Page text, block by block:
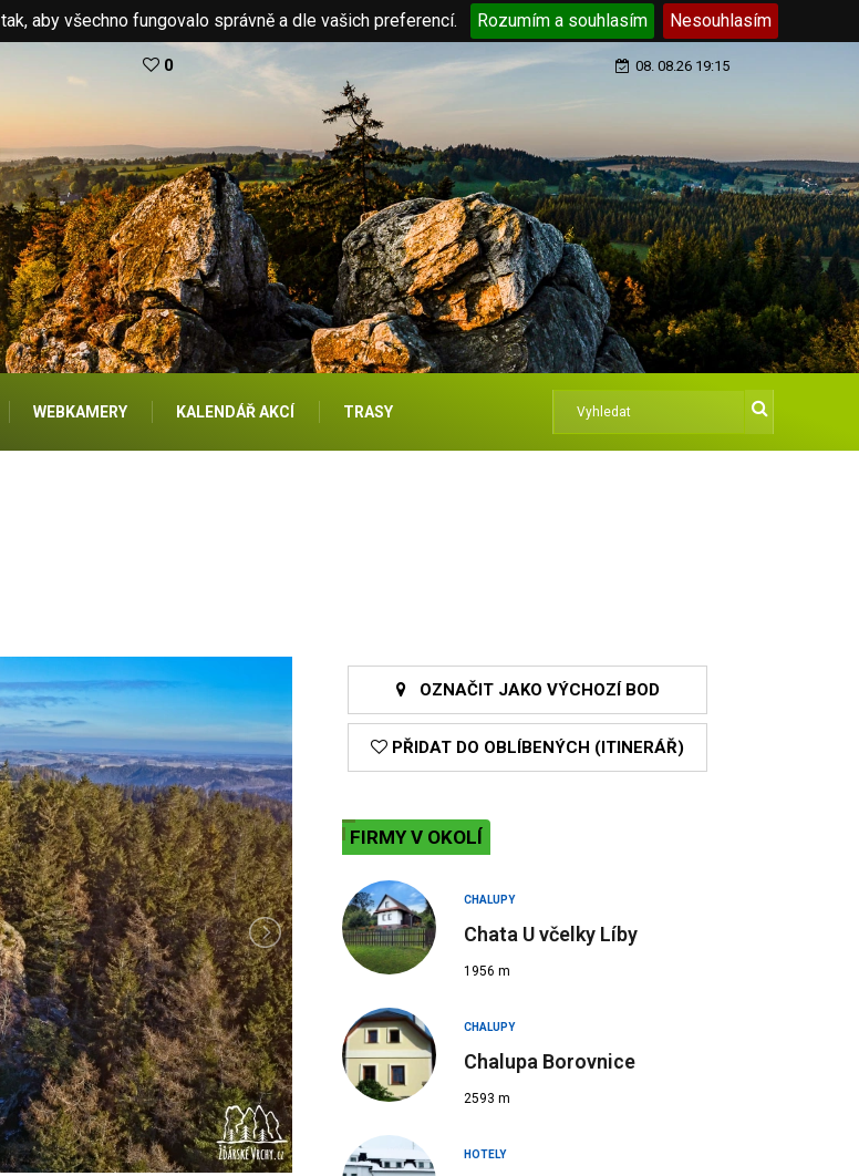
aby všechno fungovalo správně a dle vašich preferencí. Rozumím a souhlasím Nesouhlasím
0 08. 08.26 19:15
WEBKAMERY KALENDÁŘ AKCÍ TRASY
OZNAČIT JAKO VÝCHOZÍ BOD
PŘIDAT DO OBLÍBENÝCH (ITINERÁŘ)
FIRMY V OKOLÍ
CHALUPY
Chata U včelky Líby
1956 m
CHALUPY
Chalupa Borovnice
2593 m
HOTELY